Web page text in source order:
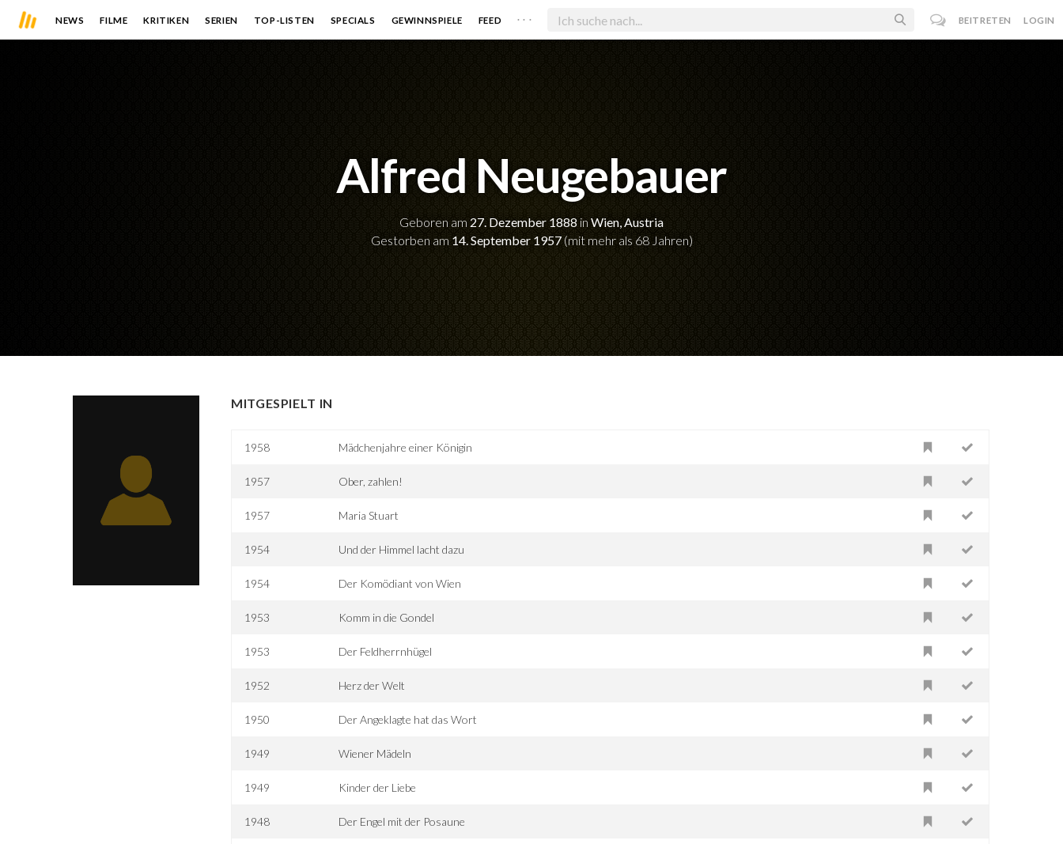
NEWS FILME KRITIKEN SERIEN TOP-LISTEN SPECIALS GEWINNSPIELE FEED . . . BEITRETEN LOGIN
Alfred Neugebauer
Geboren am 27. Dezember 1888 in Wien, Austria
Gestorben am 14. September 1957(mit mehr als 68 Jahren)
MITGESPIELT IN
1958 Mädchenjahre einer Königin
1957 Ober, zahlen!
1957 Maria Stuart
1954 Und der Himmel lacht dazu
1954 Der Komödiant von Wien
1953 Komm in die Gondel
1953 Der Feldherrnhügel
1952 Herz der Welt
1950 Der Angeklagte hat das Wort
1949 Wiener Mädeln
1949 Kinder der Liebe
1948 Der Engel mit der Posaune